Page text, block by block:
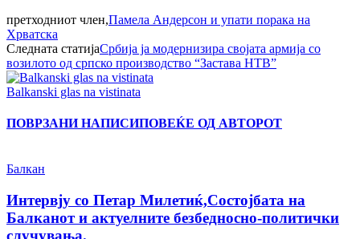
претходниот член,Памела Андерсон и упати порака на
Хрватска
Следната статијаСрбија ја модернизира својата армија со
возилото од српско производство “Застава НТВ”
Balkanski glas na vistinata
ПОВРЗАНИ НАПИСИПОВЕЌЕ ОД АВТОРОТ
Балкан
Интервју со Петар Милетиќ,Состојбата на
Балканот и актуелните безбедносно-политички
случувања.